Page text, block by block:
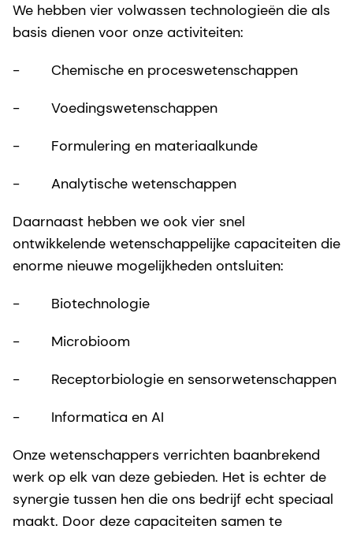
We hebben vier volwassen technologieën die als
basis dienen voor onze activiteiten:
- Chemische en proceswetenschappen
- Voedingswetenschappen
- Formulering en materiaalkunde
- Analytische wetenschappen
Daarnaast hebben we ook vier snel
ontwikkelende wetenschappelijke capaciteiten die
enorme nieuwe mogelijkheden ontsluiten:
- Biotechnologie
- Microbioom
- Receptorbiologie en sensorwetenschappen
- Informatica en AI
Onze wetenschappers verrichten baanbrekend
werk op elk van deze gebieden. Het is echter de
synergie tussen hen die ons bedrijf echt speciaal
maakt. Door deze capaciteiten samen te